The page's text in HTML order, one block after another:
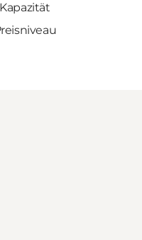
Kapazität